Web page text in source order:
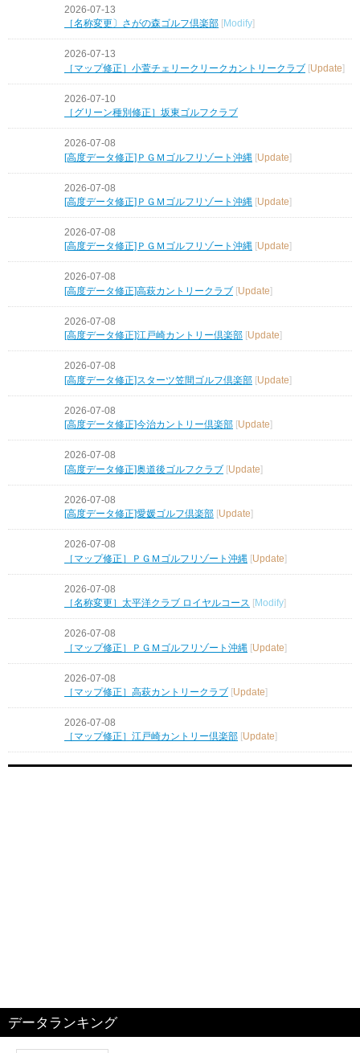
2026-07-13
［名称変更〕さがの森ゴルフ倶楽部
Modify
2026-07-13
［マップ修正］小萱チェリークリークカントリークラブ [Update]
2026-07-10
［グリーン種別修正］坂東ゴルフクラブ
2026-07-08
[高度データ修正]ＰＧＭゴルフリゾート沖縄 [Update]
2026-07-08
[高度データ修正]ＰＧＭゴルフリゾート沖縄 [Update]
2026-07-08
[高度データ修正]ＰＧＭゴルフリゾート沖縄 Update
2026-07-08
[高度データ修正]高萩カントリークラブ [Update]
2026-07-08
[高度データ修正]江戸崎カントリー倶楽部 Update
2026-07-08
[高度データ修正]スターツ笠間ゴルフ倶楽部 [Update]
2026-07-08
[高度データ修正]今治カントリー倶楽部 Update
2026-07-08
[高度データ修正]奥道後ゴルフクラブ [Update]
2026-07-08
[高度データ修正]愛媛ゴルフ倶楽部 Update
2026-07-08
［マップ修正］ＰＧＭゴルフリゾート沖縄 [Update]
2026-07-08
［名称変更］太平洋クラブ ロイヤルコース [Modify]
2026-07-08
［マップ修正］ＰＧＭゴルフリゾート沖縄 [Update]
2026-07-08
［マップ修正］高萩カントリークラブ [Update]
2026-07-08
［マップ修正］江戸崎カントリー倶楽部 Update
データランキング